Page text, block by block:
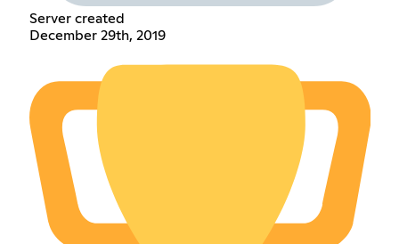
Server created
December 29th, 2019